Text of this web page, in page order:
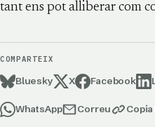
tant ens pot alliberar com
COMPARTEIX
Bluesky X Facebook
WhatsApp Correu Copia